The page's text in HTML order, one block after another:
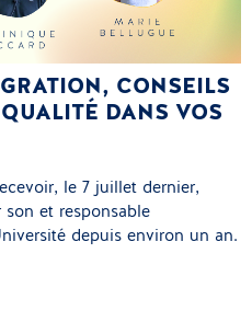
CONSEILS
DANS VOS
le 7 juillet dernier,
et responsable
depuis environ un an.